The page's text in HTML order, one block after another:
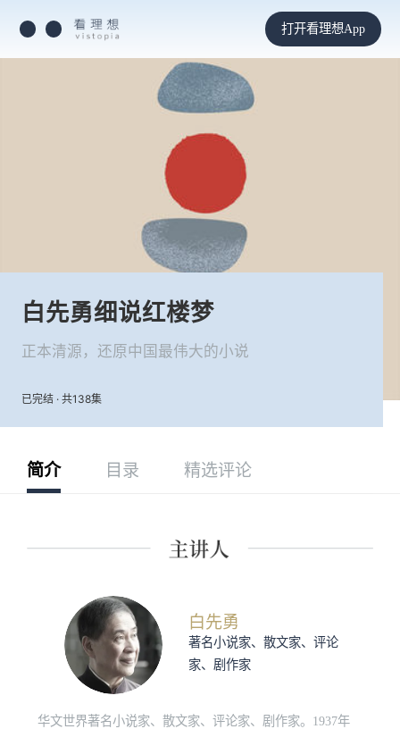
打开看理想App
白先勇细说红楼梦
正本清源，还原中国最伟大的小说
已完结 · 共138集
简介 目录 精选评论
白先勇
著名小说家、散文家、评论
家、剧作家
华文世界著名小说家、散文家、评论家、剧作家。1937年